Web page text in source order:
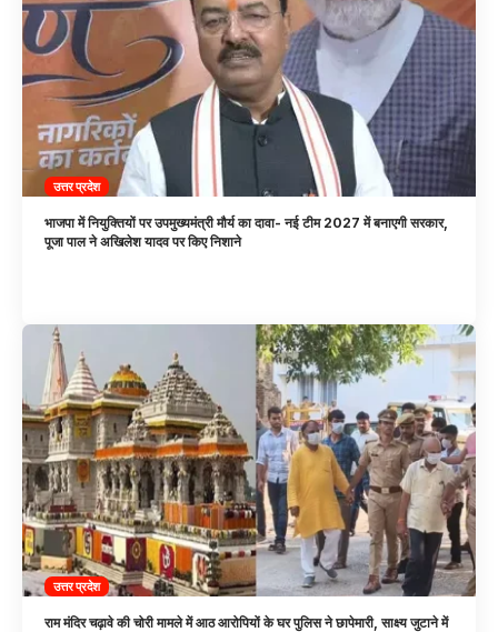
उत्तर प्रदेश
भाजपा में नियुक्तियों पर उपमुख्यमंत्री मौर्य का दावा- नई टीम 2027 में बनाएगी सरकार,
पूजा पाल ने अखिलेश यादव पर किए निशाने
उत्तर प्रदेश
राम मंदिर चढ़ावे की चोरी मामले में आठ आरोपियों के घर पुलिस ने छापेमारी, साक्ष्य जुटाने में